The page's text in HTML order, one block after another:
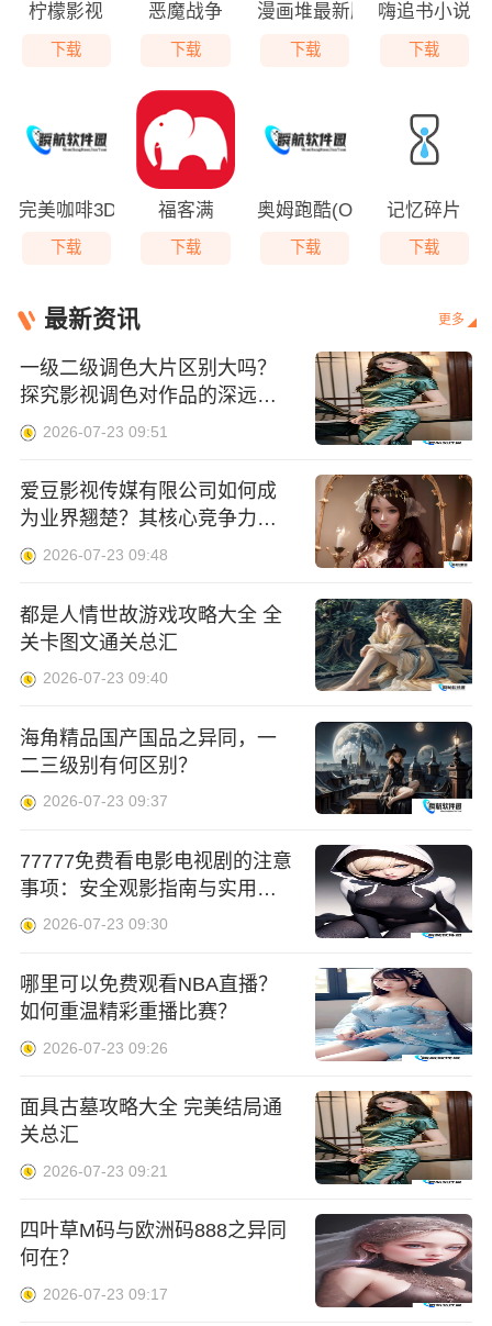
柠檬影视
下载
恶魔战争
下载
漫画堆最新版
下载
嗨追书小说
下载
完美咖啡3D游戏
下载
福客满
下载
奥姆跑酷(Om Nom:Run)
下载
记忆碎片
下载
最新资讯 更多
一级二级调色大片区别大吗？
探究影视调色对作品的深远影
响 2026-07-23 09:51
爱豆影视传媒有限公司如何成
为业界翘楚？其核心竞争力何
在？2026-07-23 09:48
都是人情世故游戏攻略大全 全
关卡图文通关总汇
2026-07-23 09:40
海角精品国产国品之异同，一
二三级别有何区别？
2026-07-23 09:37
77777免费看电影电视剧的注意
事项：安全观影指南与实用技
巧 2026-07-23 09:30
哪里可以免费观看NBA直播？
如何重温精彩重播比赛？
2026-07-23 09:26
面具古墓攻略大全 完美结局通
关总汇
2026-07-23 09:21
四叶草M码与欧洲码888之异同
何在？
2026-07-23 09:17